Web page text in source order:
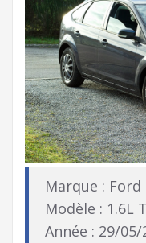
Marque : Ford
Modèle : 1.6L
Année : 29/05/